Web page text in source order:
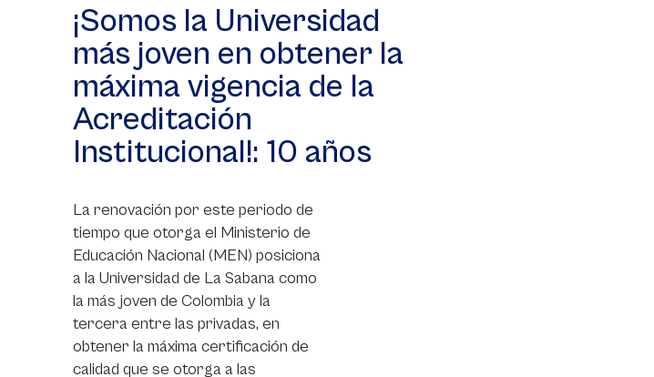
¡Somos la Universidad
más joven en obtener la
máxima vigencia de la
Acreditación
Institucional!: 10 años
La renovación por este periodo de
tiempo que otorga el Ministerio de
Educación Nacional (MEN) posiciona
a la Universidad de La Sabana como
la más joven de Colombia y la
tercera entre las privadas, en
obtener la máxima certificación de
calidad que se otorga a las